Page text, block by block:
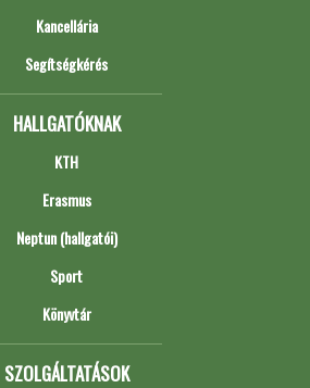
Kancellária
Segítségkérés
HALLGATÓKNAK
KTH
Erasmus
Neptun (hallgatói)
Sport
Könyvtár
SZOLGÁLTATÁSOK